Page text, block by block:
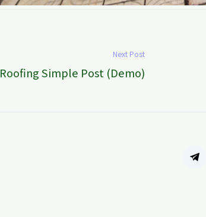
Next Post
Roofing Simple Post (Demo)